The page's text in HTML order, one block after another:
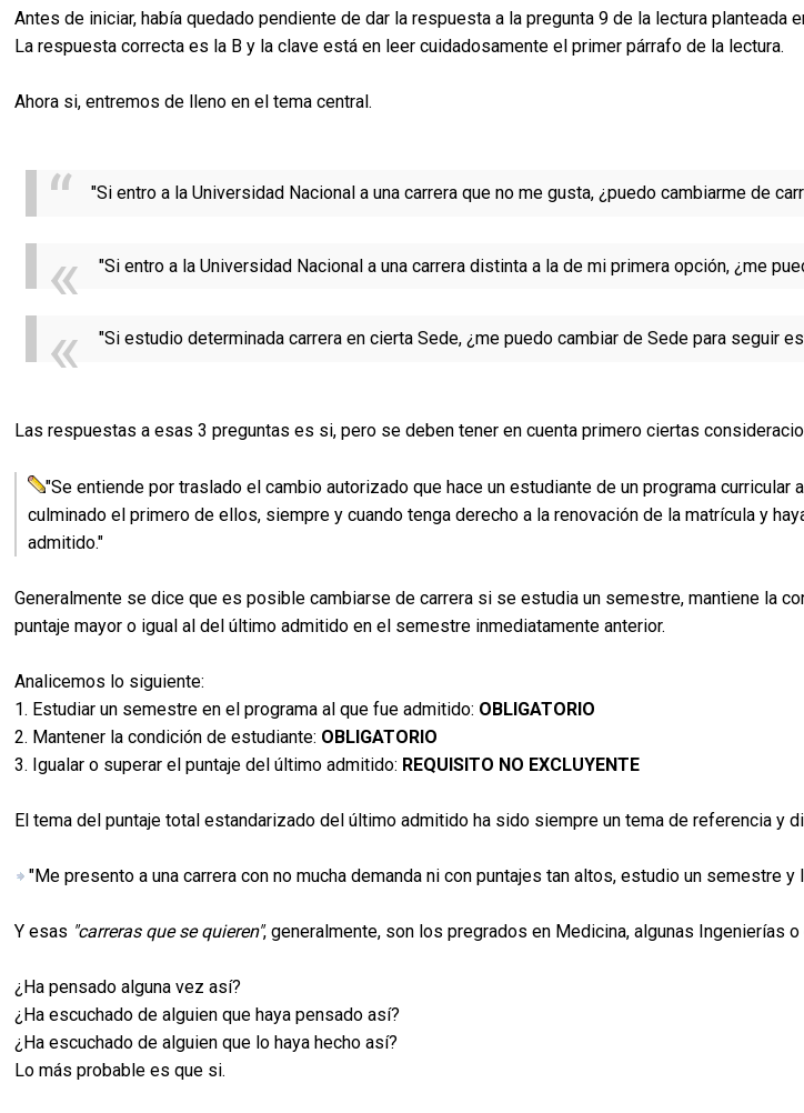
Antes de iniciar, había quedado pendiente de dar la respuesta a la pregunta 9 de la lectura planteada
La respuesta correcta es la B y la clave está en leer cuidadosamente el primer párrafo de la lectura.
Ahora si, entremos de lleno en el tema central.
"Si entro a la Universidad Nacional a una carrera que no me gusta, ¿puedo cambiarme de
"Si entro a la Universidad Nacional a una carrera distinta a la de mi primera opción, ¿me
"Si estudio determinada carrera en cierta Sede, ¿me puedo cambiar de Sede para seguir
Las respuestas a esas 3 preguntas es si, pero se deben tener en cuenta primero ciertas
"Se entiende por traslado el cambio autorizado que hace un estudiante de un programa
culminado el primero de ellos, siempre y cuando tenga derecho a la renovación de la matrícula y
admitido."
Generalmente se dice que es posible cambiarse de carrera si se estudia un semestre, mantiene la
puntaje mayor o igual al del último admitido en el semestre inmediatamente anterior.
Analicemos lo siguiente:
1. Estudiar un semestre en el programa al que fue admitido: OBLIGATORIO
2. Mantener la condición de estudiante: OBLIGATORIO
3. Igualar o superar el puntaje del último admitido: REQUISITO NO EXCLUYENTE
El tema del puntaje total estandarizado del último admitido ha sido siempre un tema de referencia y
"Me presento a una carrera con no mucha demanda ni con puntajes tan altos, estudio un semestre
Y esas "carreras que se quieren", generalmente, son los pregrados en Medicina, algunas Ingenierías
¿Ha pensado alguna vez así?
¿Ha escuchado de alguien que haya pensado así?
¿Ha escuchado de alguien que lo haya hecho así?
Lo más probable es que si.